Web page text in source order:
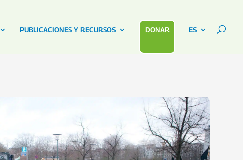
PUBLICACIONES Y RECURSOS DONAR ES